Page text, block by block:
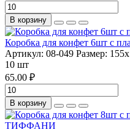
В корзину
Коробка для конфет 6шт с
Артикул: 08-049 Размер:
10 шт
65.00 ₽
В корзину